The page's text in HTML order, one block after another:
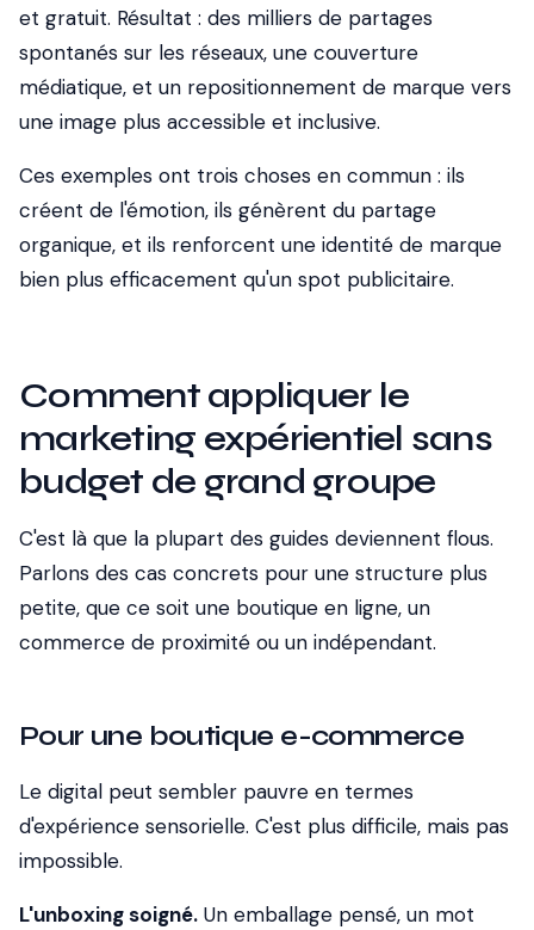
et gratuit. Résultat : des milliers de partages
spontanés sur les réseaux, une couverture
médiatique, et un repositionnement de marque vers
une image plus accessible et inclusive.
Ces exemples ont trois choses en commun : ils
créent de l'émotion, ils génèrent du partage
organique, et ils renforcent une identité de marque
bien plus efficacement qu'un spot publicitaire.
Comment appliquer le
marketing expérientiel sans
budget de grand groupe
C'est là que la plupart des guides deviennent flous.
Parlons des cas concrets pour une structure plus
petite, que ce soit une boutique en ligne, un
commerce de proximité ou un indépendant.
Pour une boutique e-commerce
Le digital peut sembler pauvre en termes
d'expérience sensorielle. C'est plus difficile, mais pas
impossible.
L'unboxing soigné. Un emballage pensé, un mot